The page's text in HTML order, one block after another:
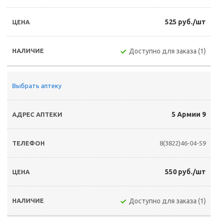
525 руб./шт
Доступно для заказа (1)
Выбрать аптеку
5 Армии 9
8(3822)46-04-59
550 руб./шт
Доступно для заказа (1)